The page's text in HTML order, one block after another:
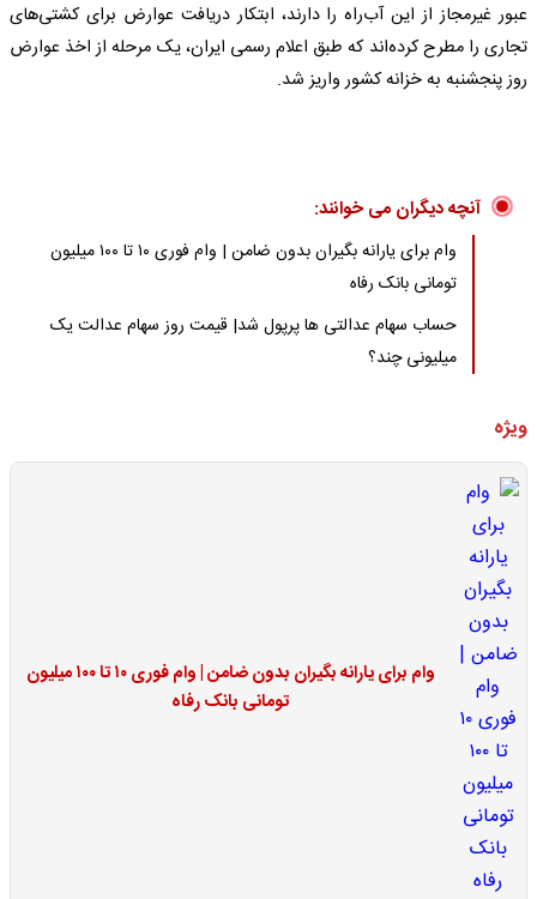
عبور غیرمجاز از این آب‌راه را دارند، ابتکار دریافت عوارض برای کشتی‌های
تجاری را مطرح کرده‌اند که طبق اعلام رسمی ایران، یک مرحله از اخذ عوارض
روز پنجشنبه به خزانه کشور واریز شد.
آنچه دیگران می خوانند:
وام برای یارانه بگیران بدون ضامن | وام فوری ۱۰ تا ۱۰۰ میلیون
تومانی بانک رفاه
حساب سهام عدالتی ها پرپول شد| قیمت روز سهام عدالت یک
میلیونی چند؟
ویژه
وام برای یارانه بگیران بدون ضامن | وام فوری ۱۰ تا ۱۰۰ میلیون
تومانی بانک رفاه